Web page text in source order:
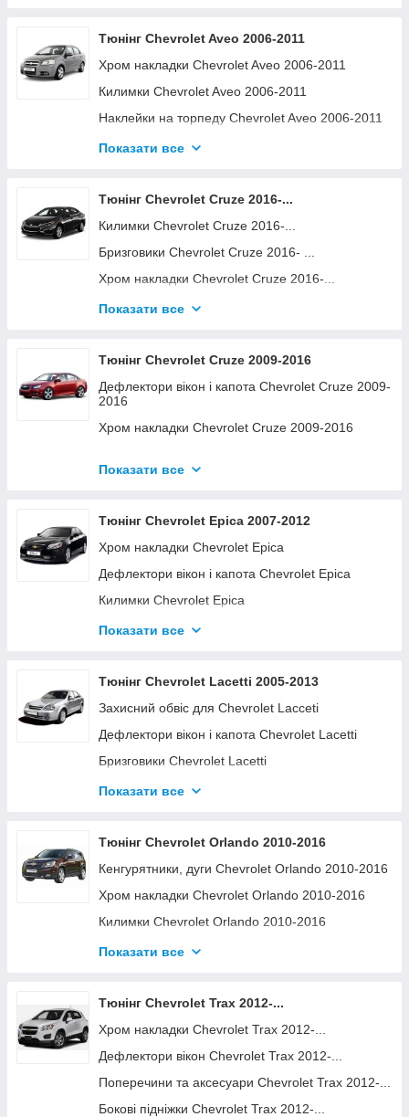
Поперечини та аксесуари Chevrolet Captiva
2012
Тюнінг Chevrolet Aveo 2006-2011
Хром накладки Chevrolet Aveo 2006-2011
Килимки Chevrolet Aveo 2006-2011
Наклейки на торпеду Chevrolet Aveo 2006-2011
Дефлектори вікон і капота Chevrolet Aveo 2006-
Aveo 2006-2011
Бризговики Chevrolet Aveo 2006-2011
Декоративні накладки Chevrolet Aveo 2006-2011
Поперечини та аксесуари Chevrolet Aveo 2006-
Показати все
Тюнінг Chevrolet Cruze 2016-...
Килимки Chevrolet Cruze 2016-...
Бризговики Chevrolet Cruze 2016- ...
Хром накладки Chevrolet Cruze 2016-...
Поперечини та аксесуари Chevrolet Cruze
Показати все
Тюнінг Chevrolet Cruze 2009-2016
Дефлектори вікон і капота Chevrolet Cruze 2009-
2016
Хром накладки Chevrolet Cruze 2009-2016
2016
Поперечини та аксесуари Chevrolet Cruze 2009-
Показати все
Тюнінг Chevrolet Epica 2007-2012
Хром накладки Chevrolet Epica
Дефлектори вікон і капота Chevrolet Epica
Килимки Chevrolet Epica
Бризговики Chevrolet Epica
Поперечини та аксесуари Chevrolet Epica
Показати все
Тюнінг Chevrolet Lacetti 2005-2013
Захисний обвіс для Chevrolet Lacceti
Дефлектори вікон і капота Chevrolet Lacetti
Бризговики Chevrolet Lacetti
Килимки Chevrolet Lacetti
Хром накладки Chevrolet Lacetti
Поперечини та аксесуари Chevrolet Lacetti
Показати все
Тюнінг Chevrolet Orlando 2010-2016
Кенгурятники, дуги Chevrolet Orlando 2010-2016
Хром накладки Chevrolet Orlando 2010-2016
Килимки Chevrolet Orlando 2010-2016
Дефлектори вікон, капота Chevrolet Orlando
2010-2016
Показати все
Тюнінг Chevrolet Trax 2012-...
Хром накладки Chevrolet Trax 2012-...
Дефлектори вікон Chevrolet Trax 2012-...
Поперечини та аксесуари Chevrolet Trax 2012-...
Бокові підніжки Chevrolet Trax 2012-...